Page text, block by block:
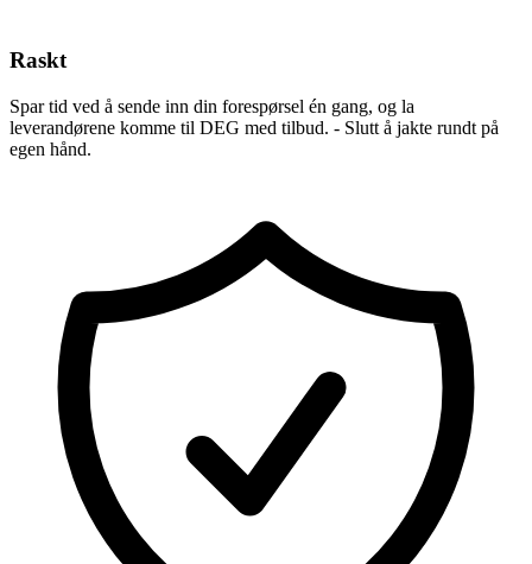
Raskt
Spar tid ved å sende inn din forespørsel én gang, og la
leverandørene komme til DEG med tilbud. - Slutt å jakte rundt på
egen hånd.